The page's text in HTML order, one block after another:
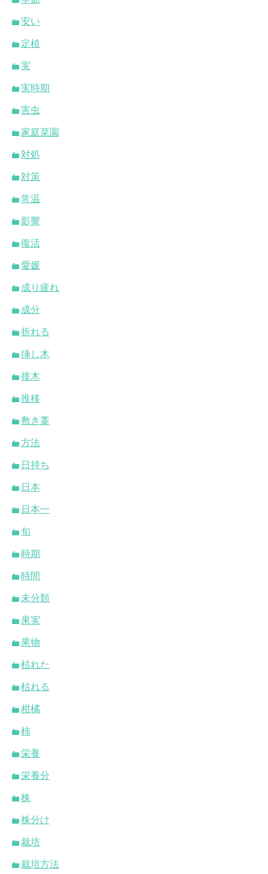
安い
定植
実
実時期
害虫
家庭菜園
対処
対策
常温
影響
復活
愛媛
成り疲れ
成分
折れる
挿し木
接木
推移
敷き藁
方法
日持ち
日本
日本一
旬
時期
時間
未分類
果実
果物
枯れた
枯れる
柑橘
柿
栄養
栄養分
株
株分け
栽培
栽培方法